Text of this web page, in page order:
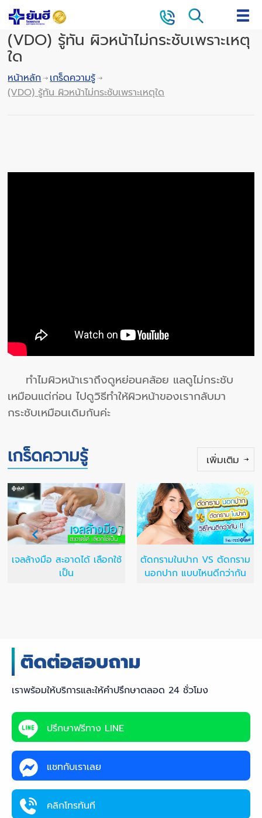
(VDO) รู้ทัน ผิวหน้าไม่กระชับเพราะเหตุ
ใด
หน้าหลัก
เกร็ดความรู้
(VDO) รู้ทัน ผิวหน้าไม่กระชับเพราะเหตุใด
ทำไมผิวหน้าเราถึงดูหย่อนคล้อย แลดูไม่กระชับ
เหมือนแต่ก่อน ไปดูวิธีทำให้ผิวหน้าของเรากลับมา
กระชับเหมือนเดิมกันค่ะ
เกร็ดความรู้ เพิ่มเติม
เจลล้างมือ สะอาดได้ เลือกใช้
เป็น
ตัดกรามในปาก VS ตัดกราม
นอกปาก แบบไหนดีกว่ากัน
เราพร้อมให้บริการและให้คำปรึกษาตลอด 24 ชั่วโมง
ปรึกษาฟรีทาง LINE
แชทกับเราเลย
คลิกโทรทันที